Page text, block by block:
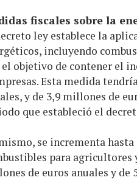
fiscales sobre la
ley establece la
incluyendo
el objetivo de contener el
Esta medida
y de 3,9 millones de
que estableció el
se incrementa
para agricultores
de euros anuales y de